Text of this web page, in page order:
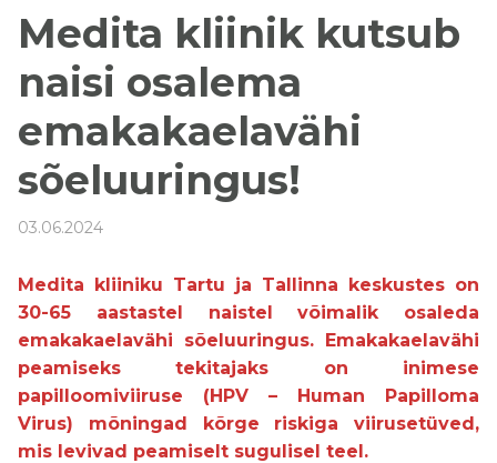
Medita kliinik kutsub
naisi osalema
emakakaelavähi
sõeluuringus!
03.06.2024
Medita kliiniku Tartu ja Tallinna keskustes on
30-65 aastastel naistel võimalik osaleda
emakakaelavähi sõeluuringus. Emakakaelavähi
peamiseks tekitajaks on inimese
papilloomiviiruse (HPV – Human Papilloma
Virus) mõningad kõrge riskiga viirusetüved,
mis levivad peamiselt sugulisel teel.